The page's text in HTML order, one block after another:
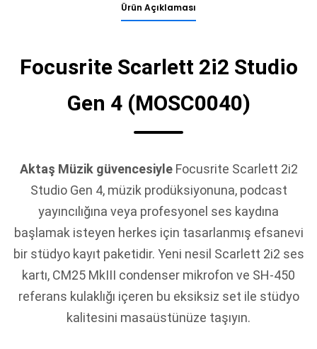
Ürün Açıklaması
Focusrite Scarlett 2i2 Studio
Gen 4 (MOSC0040)
Aktaş Müzik güvencesiyleFocusrite Scarlett 2i2
Studio Gen 4, müzik prodüksiyonuna, podcast
yayıncılığına veya profesyonel ses kaydına
başlamak isteyen herkes için tasarlanmış efsanevi
bir stüdyo kayıt paketidir. Yeni nesil Scarlett 2i2 ses
kartı, CM25 MkIII condenser mikrofon ve SH-450
referans kulaklığı içeren bu eksiksiz set ile stüdyo
kalitesini masaüstünüze taşıyın.